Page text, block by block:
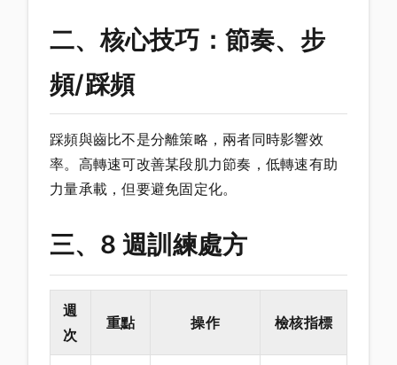
二、核心技巧：節奏、步
頻/踩頻
踩頻與齒比不是分離策略，兩者同時影響效
率。高轉速可改善某段肌力節奏，低轉速有助
力量承載，但要避免固定化。
三、8 週訓練處方
週
次
重點 操作 檢核指標